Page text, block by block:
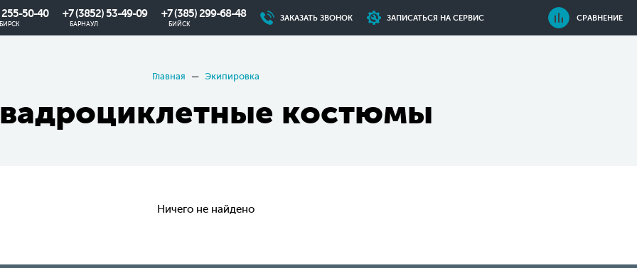
255-50-40 +7 (3852) 53-49-09
БАРНАУЛ
+7 (385) 299-68-48
БИЙСК
ЗАКАЗАТЬ ЗВОНОК ЗАПИСАТЬСЯ НА СЕРВИС СРАВНЕНИЕ
Главная Экипировка
костюмы
Ничего не найдено